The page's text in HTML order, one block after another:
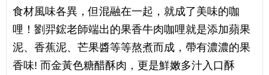
食材風味各異，但混融在一起，就成了美味的咖
哩！劉羿鋐老師端出的果香牛肉咖哩就是添加蘋果
泥、香蕉泥、芒果醬等等熬煮而成，帶有濃濃的果
香味! 而金黃色糖醋酥肉，更是鮮嫩多汁入口酥